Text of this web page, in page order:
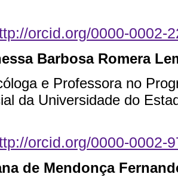
orcid.org/0000-0002-
Barbosa Romera
e Professora no
da Universidade do
orcid.org/0000-0002-
de Mendonça